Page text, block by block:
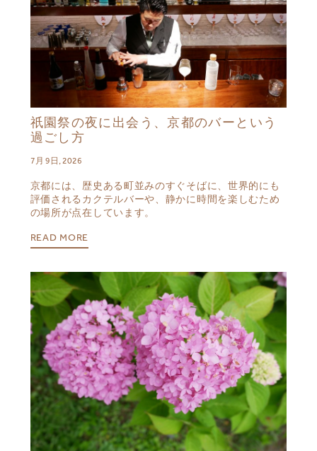
祇園祭の夜に出会う、京都のバーという
過ごし方
7月 9日, 2026
京都には、歴史ある町並みのすぐそばに、世界的にも
評価されるカクテルバーや、静かに時間を楽しむため
の場所が点在しています。
READ MORE